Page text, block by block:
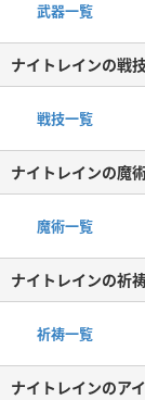
武器一覧
ナイトレインの戦
戦技一覧
ナイトレインの魔
魔術一覧
ナイトレインの祈
祈祷一覧
ナイトレインのア